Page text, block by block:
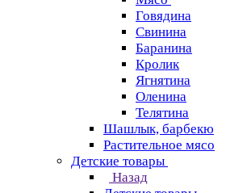
Говядина
Свинина
Баранина
Кролик
Ягнятина
Оленина
Телятина
Шашлык, барбекю
Растительное мясо
Детские товары
Назад